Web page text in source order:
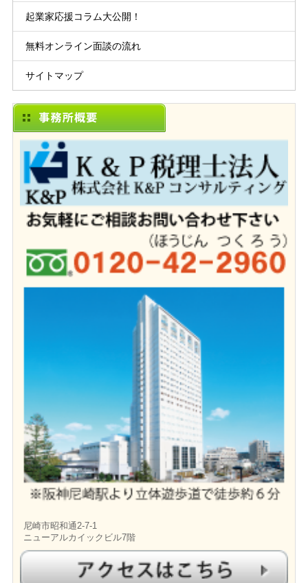
起業家応援コラム大公開！
無料オンライン面談の流れ
サイトマップ
尼崎市昭和通2-7-1
ニューアルカイックビル7階